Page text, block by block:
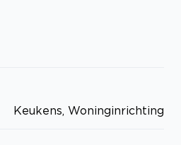
Keukens, Woninginrichting